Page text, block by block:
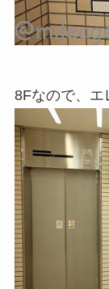
8Fなので、エ